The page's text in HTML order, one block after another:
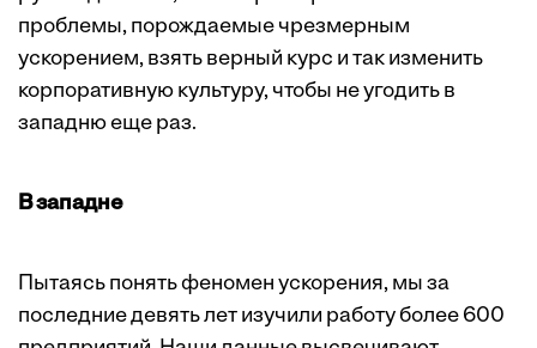
проблемы, порождаемые чрезмерным
ускорением, взять верный курс и так изменить
корпоративную культуру, чтобы не угодить в
западню еще раз.
В западне
Пытаясь понять феномен ускорения, мы за
последние девять лет изучили работу более 600